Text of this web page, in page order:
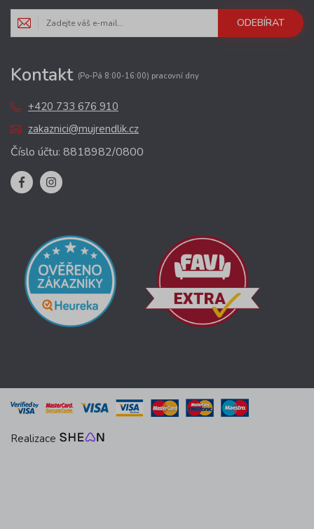
ODEBÍRAT
Kontakt (Po-Pá 8:00-16:00) pracovní dny
+420 733 676 910
zakaznici@mujrendlik.cz
Číslo účtu: 8818982/0800
Realizace